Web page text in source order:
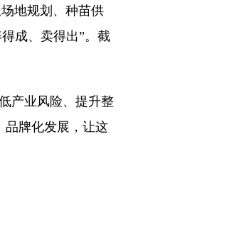
地规划、种苗供
成、卖得出”。截
产业风险、提升整
品牌化发展，让这